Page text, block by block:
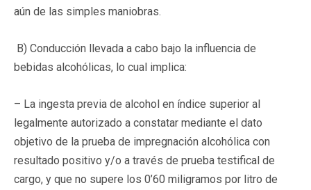
aún de las simples maniobras.
B) Conducción llevada a cabo bajo la influencia de
bebidas alcohólicas, lo cual implica:
– La ingesta previa de alcohol en índice superior al
legalmente autorizado a constatar mediante el dato
objetivo de la prueba de impregnación alcohólica con
resultado positivo y/o a través de prueba testifical de
cargo, y que no supere los 0’60 miligramos por litro de